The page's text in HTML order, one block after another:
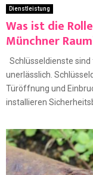
Dienstleistung
Was ist die
Münchner
Schlüsseldienste
unerlässlich.
Türöffnung und
installieren